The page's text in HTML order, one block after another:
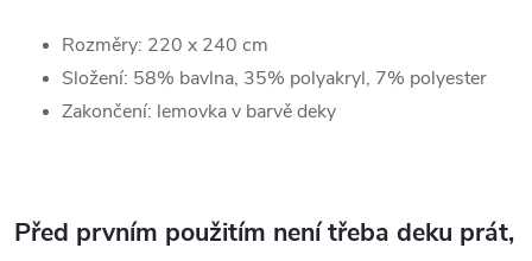
Rozměry: 220 x 240 cm
Složení: 58% bavlna, 35% polyakryl, 7% polyester
Zakončení: lemovka v barvě deky
Před prvním použitím není třeba deku prát,